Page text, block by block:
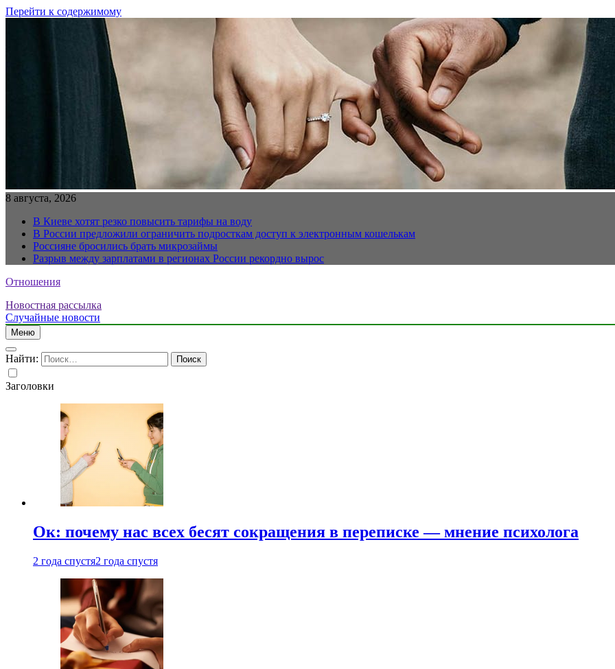
Перейти к содержимому
8 августа, 2026
В Киеве хотят резко повысить тарифы на воду
В России предложили ограничить подросткам доступ к электронным кошелькам
Россияне бросились брать микрозаймы
Разрыв между зарплатами в регионах России рекордно вырос
Отношения
Новостная рассылка
Случайные новости
Меню
Найти:
Заголовки
Ок: почему нас всех бесят сокращения в переписке — мнение психолога
2 года спустя2 года спустя